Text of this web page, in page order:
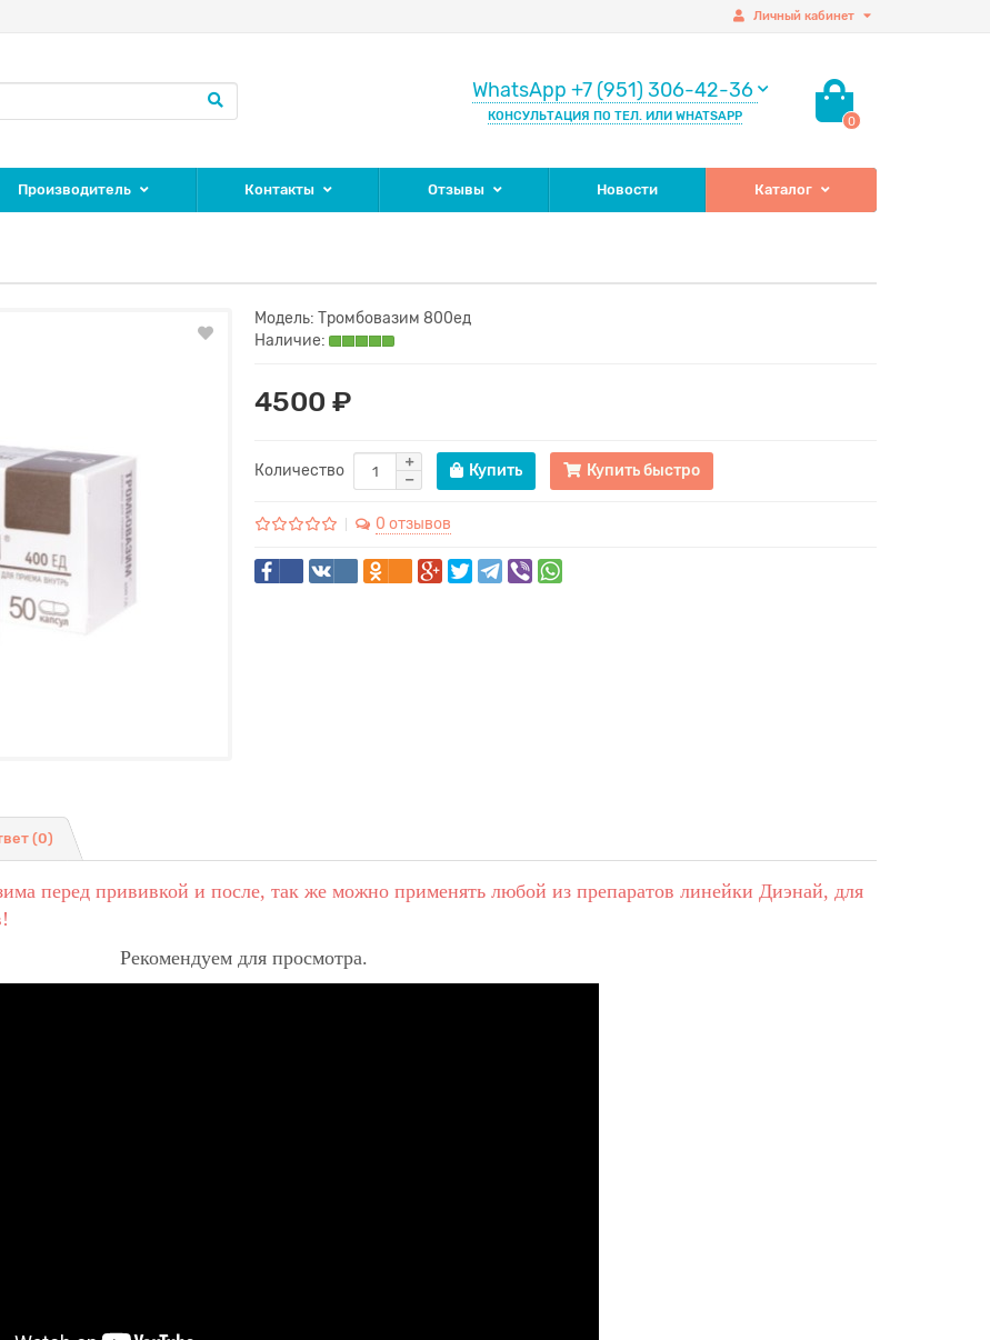
Личный кабинет
WhatsApp +7 (951) 306-42-36
КОНСУЛЬТАЦИЯ ПО ТЕЛ. ИЛИ WHATSAPP 0
Производитель Контакты Отзывы Новости Каталог
Модель: Тромбовазим 800ед
Наличие:
4500 ₽
Количество Купить Купить быстро
0 отзывов
(0)
перед прививкой и после, так же можно применять любой из препаратов линейки Диэнай, для
Рекомендуем для просмотра.